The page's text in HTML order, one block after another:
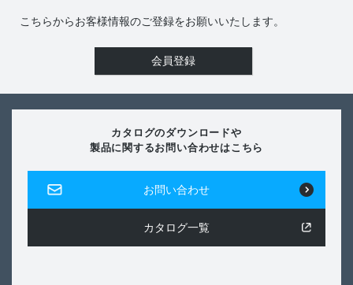
こちらからお客様情報のご登録をお願いいたします。
カタログのダウンロードや
製品に関するお問い合わせはこちら
お問い合わせ
カタログ一覧